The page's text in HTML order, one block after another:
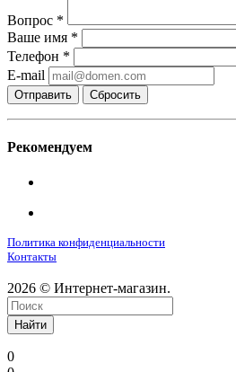
Вопрос *
Ваше имя *
Телефон *
E-mail
Сбросить
Рекомендуем
Политика конфиденциальности
Контакты
2026 © Интернет-магазин.
Найти
0